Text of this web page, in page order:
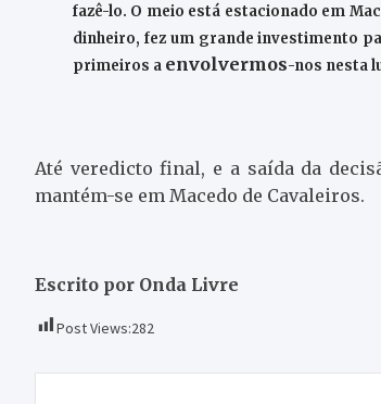
fazê-lo. O meio está estacionado em
dinheiro, fez um grande investimento
primeiros a envolvermos-nos nesta
Até veredicto final, e a saída da
mantém-se em Macedo de Cavaleiros.
Escrito por Onda Livre
Post Views:282